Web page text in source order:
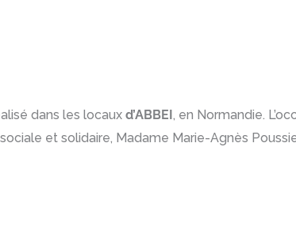
dans les locaux d’ABBEI, en Normandie.
et solidaire, Madame Marie-Agnès